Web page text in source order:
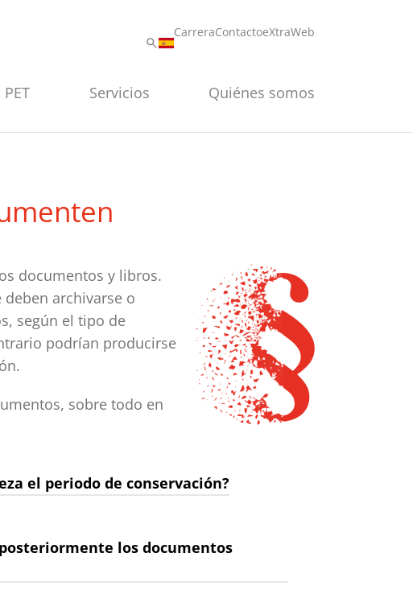
CarreraContactoeXtraWeb
Servicios Quiénes somos
documentos y libros.
archivarse o
según el tipo de
podrían producirse
sobre todo en
el periodo de conservación?
los documentos